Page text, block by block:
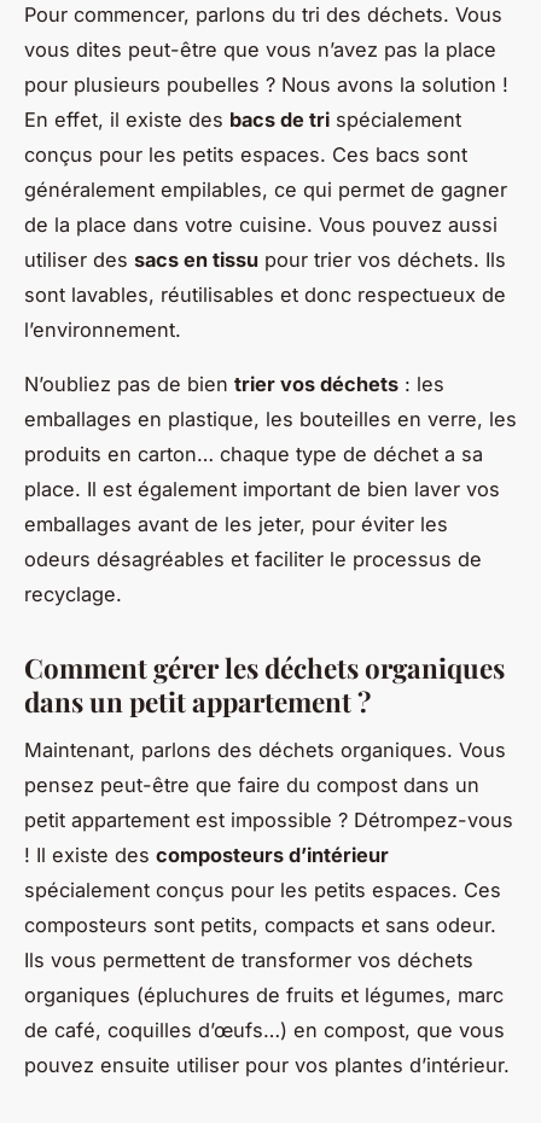
Pour commencer, parlons du tri des déchets. Vous
vous dites peut-être que vous n’avez pas la place
pour plusieurs poubelles ? Nous avons la solution !
En effet, il existe des bacs de tri spécialement
conçus pour les petits espaces. Ces bacs sont
généralement empilables, ce qui permet de gagner
de la place dans votre cuisine. Vous pouvez aussi
utiliser des sacs en tissu pour trier vos déchets. Ils
sont lavables, réutilisables et donc respectueux de
l’environnement.
N’oubliez pas de bien trier vos déchets : les
emballages en plastique, les bouteilles en verre, les
produits en carton… chaque type de déchet a sa
place. Il est également important de bien laver vos
emballages avant de les jeter, pour éviter les
odeurs désagréables et faciliter le processus de
recyclage.
Comment gérer les déchets organiques
dans un petit appartement ?
Maintenant, parlons des déchets organiques. Vous
pensez peut-être que faire du compost dans un
petit appartement est impossible ? Détrompez-vous
! Il existe des composteurs d’intérieur
spécialement conçus pour les petits espaces. Ces
composteurs sont petits, compacts et sans odeur.
Ils vous permettent de transformer vos déchets
organiques (épluchures de fruits et légumes, marc
de café, coquilles d’œufs…) en compost, que vous
pouvez ensuite utiliser pour vos plantes d’intérieur.